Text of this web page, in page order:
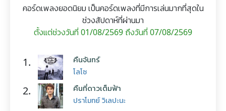
คอร์ดเพลงยอดนิยม เป็นคอร์ดเพลงที่มีการเล่นมากที่สุดใน
ช่วงสัปดาห์ที่ผ่านมา
ตั้งแต่ช่วงวันที่ 01/08/2569 ถึงวันที่ 07/08/2569
1. คืนจันทร์
โลโซ
2. คืนที่ดาวเต็มฟ้า
ปราโมทย์ วิเลปะนะ